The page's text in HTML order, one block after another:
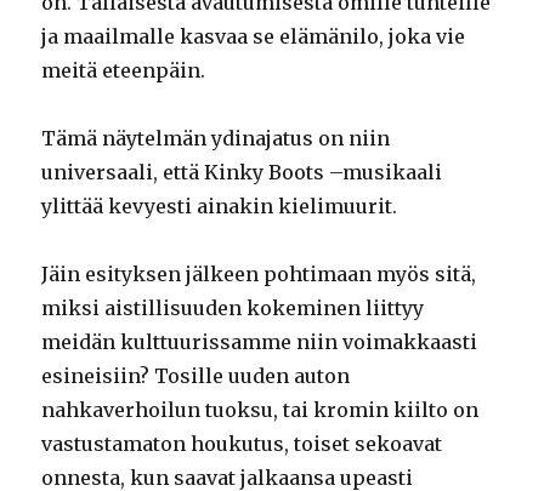
ja maailmalle kasvaa se elämänilo, joka vie
meitä eteenpäin.
Tämä näytelmän ydinajatus on niin
universaali, että Kinky Boots –musikaali
ylittää kevyesti ainakin kielimuurit.
Jäin esityksen jälkeen pohtimaan myös sitä,
miksi aistillisuuden kokeminen liittyy
meidän kulttuurissamme niin voimakkaasti
esineisiin? Tosille uuden auton
nahkaverhoilun tuoksu, tai kromin kiilto on
vastustamaton houkutus, toiset sekoavat
onnesta, kun saavat jalkaansa upeasti